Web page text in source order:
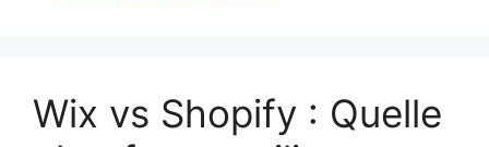
Wix vs Shopify : Quelle